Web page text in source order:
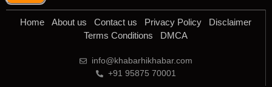
Home About us Contact us Privacy Policy
Disclaimer
Terms Conditions
DMCA
info@khabarhikhabar.com
+91 95875 70001